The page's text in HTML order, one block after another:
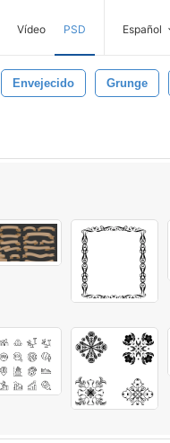
Vídeo PSD Español
Envejecido Grunge